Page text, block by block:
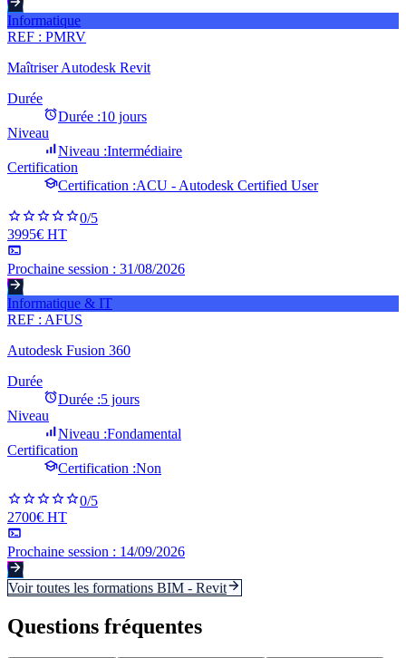
Informatique
REF : PMRV
Maîtriser Autodesk Revit
Durée
Durée :10 jours
Niveau
Niveau :Intermédiaire
Certification
Certification :ACU - Autodesk Certified User
0/5
3995€ HT
Prochaine session : 31/08/2026
Informatique & IT
REF : AFUS
Autodesk Fusion 360
Durée
Durée :5 jours
Niveau
Niveau :Fondamental
Certification
Certification :Non
0/5
2700€ HT
Prochaine session : 14/09/2026
Voir toutes les formations BIM - Revit
Questions fréquentes